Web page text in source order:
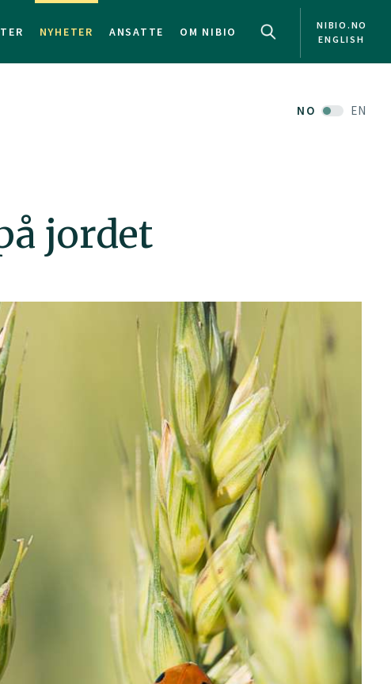
NYHETER ANSATTE OM NIBIO
NIBIO.NO
ENGLISH
NO EN
jordet